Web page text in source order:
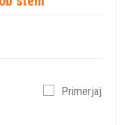
Primerjaj